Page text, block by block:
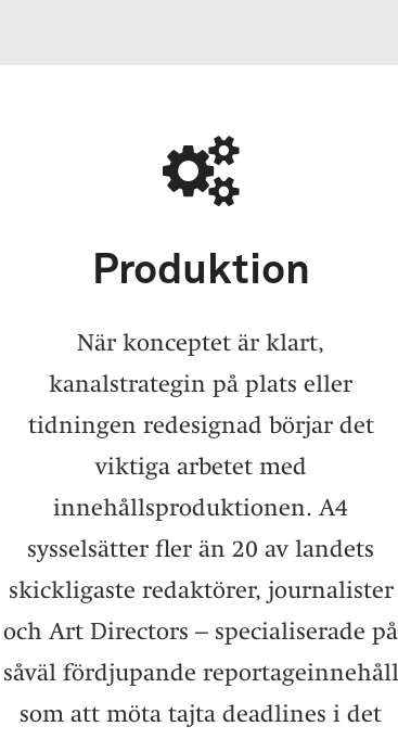
Produktion
När konceptet är klart,
kanalstrategin på plats eller
tidningen redesignad börjar det
viktiga arbetet med
innehållsproduktionen. A4
sysselsätter fler än 20 av landets
skickligaste redaktörer, journalister
och Art Directors – specialiserade på
såväl fördjupande reportageinnehåll
som att möta tajta deadlines i det